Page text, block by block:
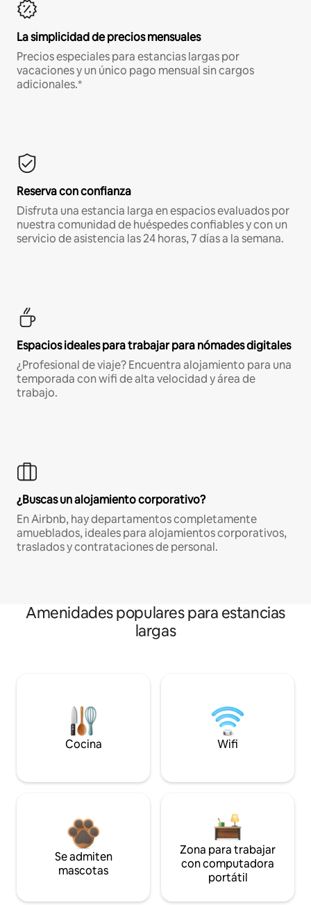
La simplicidad de precios mensuales
Precios especiales para estancias largas por
vacaciones y un único pago mensual sin cargos
adicionales.*
Reserva con confianza
Disfruta una estancia larga en espacios evaluados por
nuestra comunidad de huéspedes confiables y con un
servicio de asistencia las 24 horas, 7 días a la semana.
Espacios ideales para trabajar para nómades digitales
¿Profesional de viaje? Encuentra alojamiento para una
temporada con wifi de alta velocidad y área de
trabajo.
¿Buscas un alojamiento corporativo?
En Airbnb, hay departamentos completamente
amueblados, ideales para alojamientos corporativos,
traslados y contrataciones de personal.
Amenidades populares para estancias
largas
Cocina Wifi
Se admiten
mascotas
Zona para trabajar
con computadora
portátil